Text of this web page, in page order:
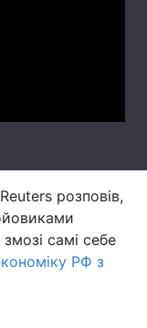
розповів,
самі себе
РФ з